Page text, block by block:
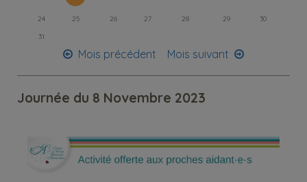
24 25 26 27 28 29
30
31
Mois précédent Mois suivant
Journée du 8 Novembre 2023